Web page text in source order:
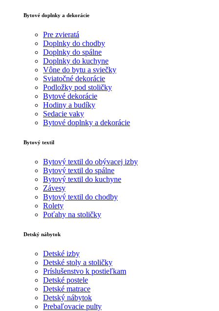
Bytové doplnky a dekorácie
Pre zvieratá
Doplnky do chodby
Doplnky do spálne
Doplnky do kuchyne
Vône do bytu a sviečky
Sviatočné dekorácie
Podložky pod stoličky
Bytové dekorácie
Hodiny a budíky
Sedacie vaky
Bytové doplnky a dekorácie
Bytový textil
Bytový textil do obývacej izby
Bytový textil do spálne
Bytový textil do kuchyne
Závesy
Bytový textil do chodby
Rolety
Poťahy na stoličky
Detský nábytok
Detské izby
Detské stoly a stoličky
Príslušenstvo k postieľkam
Detské postele
Detské matrace
Detský nábytok
Prebaľovacie pulty